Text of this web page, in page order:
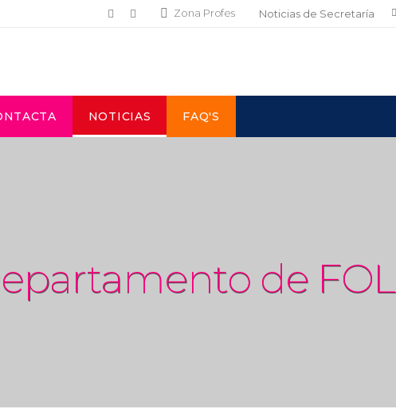
Zona Profes Noticias de Secretaría
NOTICIAS FAQ'S
de FOL